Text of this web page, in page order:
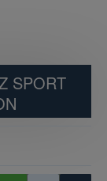
SPORT